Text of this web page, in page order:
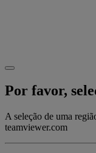
Por favor,
A seleção de uma
teamviewer.com